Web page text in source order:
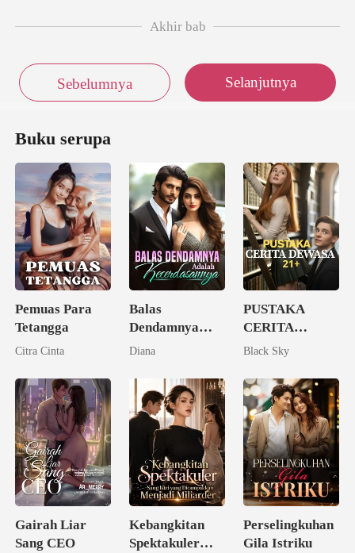
Akhir bab
Sebelumnya Selanjutnya
Buku serupa
Pemuas Para
Tetangga
Citra Cinta
Balas
Dendamnya
Adalah
Diana
PUSTAKA
CERITA
DEWASA 21+
Black Sky
Gairah Liar
Sang CEO
Kebangkitan
Spektakuler
Perselingkuhan
Gila Istriku